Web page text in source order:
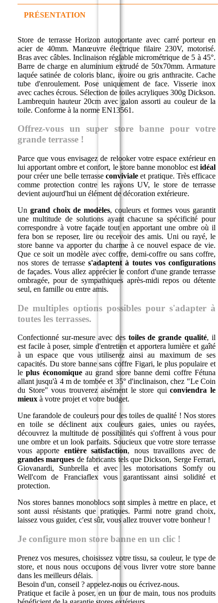
PRÉSENTATION
Store de terrasse Horizon autoportante avec carré porteur en
acier de 40mm. Manœuvre électrique filaire 230V, motorisé.
Bras avec câbles. Inclinaison réglable micrométrique de 5 à 45°.
Barre de charge en aluminium extrudé de 50x70mm. Armature
laquée satinée de coloris blanc, ivoire ou gris anthracite. Cache
tube d'enroulement. Pose uniquement de face. Visserie inox
avec caches écrous. Sélection de toiles acryliques 300g Dickson.
Lambrequin hauteur 20cm avec galon assorti au couleur de la
toile. Conforme à la norme EN13561.
Offrez-vous un super store banne pour votre
grande terrasse !
Parce que vous envisagez de relooker votre espace extérieur en
lui apportant ombre et confort, le store banne monobloc est idéal
pour créer une belle terrasseconviviale et pratique. Très efficace
comme protection contre les rayons UV, le store de terrasse
devient aujourd'hui un élément de décoration extérieure.
Un grand choix de modèles, couleurs et formes vous garantit
une multitude de solutions ayant chacune sa spécificité pour
correspondre à votre façade tout en apportant une ombre où il
fera bon se reposer, lire ou recevoir des amis. Uni ou rayé, le
store banne va apporter du charme à ce nouvel espace de vie.
Que ce soit un modèle avec coffre, demi-coffre ou sans coffre,
nos stores de terrasse s'adaptent à toutes vos configurations
de façades. Vous allez apprécier le confort d'une grande terrasse
ombragée, pour de sympathiques après-midi repos ou détente
seul, en famille ou entre amis.
De multiples options possibles pour s'adapter à
toutes les terrasses.
Confectionné sur-mesure avec des toiles de grande qualité, il
est facile à poser, simple d'entretien et apportera lumière et gaîté
à un espace que vous utiliserez ainsi au maximum de ses
capacités. Du store banne sans coffre Figari, le plus populaire et
leplus économiqueau grand store banne demi coffre Fétuna
allant jusqu'à 4 m de tombée et 35° d'inclinaison, chez "Le Coin
du Store" vous trouverez aisément le store quiconviendra le
mieux à votre projet et votre budget.
Une farandole de couleurs pour des toiles de qualité ! Nos stores
en toile se déclinent aux couleurs gaies, unies ou rayées,
découvrez la multitude de possibilités qui s'offrent à vous pour
une ombre et un look parfaits. Soucieux que votre store terrasse
vous apporte entière satisfaction, nous travaillons avec de
grandes marques de fabricants tels que Dickson, Serge Ferrari,
Giovanardi, Sunbrella et avec les motorisations Somfy ou
Well'com de Franciaflex vous garantissant ainsi solidité et
protection.
Nos stores bannes monoblocs sont simples à mettre en place, et
sont aussi résistants que pratiques. Parmi notre grand choix,
laissez vous guider, c'est sûr, vous allez trouver votre bonheur !
Je configure mon store banne en un clic !
Prenez vos mesures, choisissez votre tissu, sa couleur, le type de
store, et nous nous occupons de vous livrer votre store banne
dans les meilleurs délais.
Besoin d'un, conseil ? appelez-nous ou écrivez-nous.
Pratique et facile à poser, en un tour de main, tous nos produits